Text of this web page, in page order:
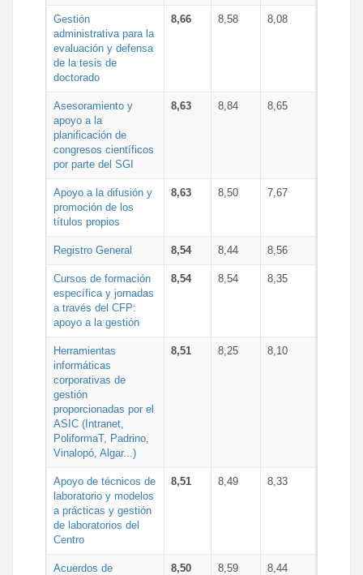
Gestión
administrativa para la
evaluación y defensa
de la tesis de
doctorado
8,66 8,58 8,08
Asesoramiento y
apoyo a la
planificación de
congresos científicos
por parte del SGI
8,63 8,84 8,65
Apoyo a la difusión y
promoción de los
títulos propios
8,63 8,50 7,67
Registro General 8,54 8,44 8,56
Cursos de formación
específica y jornadas
a través del CFP:
apoyo a la gestión
8,54 8,54 8,35
Herramientas
informáticas
corporativas de
gestión
proporcionadas por el
ASIC (Intranet,
PoliformaT, Padrino,
Vinalopó, Algar...)
8,51 8,25 8,10
Apoyo de técnicos de
laboratorio y modelos
a prácticas y gestión
de laboratorios del
Centro
8,51 8,49 8,33
Acuerdos de
8,50 8,59 8,44